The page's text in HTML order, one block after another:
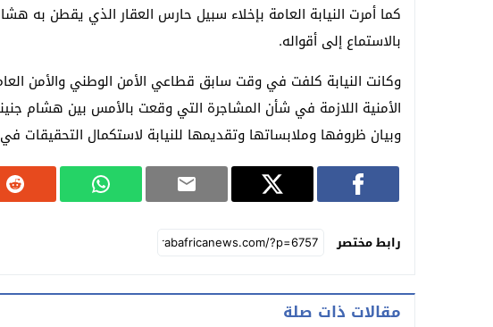
كما أمرت النيابة العامة بإخلاء سبيل حارس العقار الذي يقطن به
بالاستماع إلى أقواله.
وكانت النيابة كلفت في وقت سابق قطاعي الأمن الوطني والأمن العام
الأمنية اللازمة في شأن المشاجرة التي وقعت بالأمس بين هشام
وبيان ظروفها وملابساتها وتقديمها للنيابة لاستكمال التحقيقات
رابط مختصر
مقالات ذات صلة